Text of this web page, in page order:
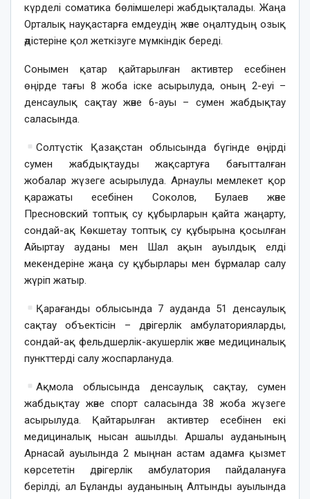
күрделі соматика бөлімшелері жабдықталады. Жаңа
Орталық науқастарға емдеудің және оңалтудың озық
әдістеріне қол жеткізуге мүмкіндік береді.
Сонымен қатар қайтарылған активтер есебінен
өңірде тағы 8 жоба іске асырылуда, оның 2-еуі –
денсаулық сақтау және 6-ауы – сумен жабдықтау
саласында.
Солтүстік Қазақстан облысында бүгінде өңірді
сумен жабдықтауды жақсартуға бағытталған
жобалар жүзеге асырылуда. Арнаулы мемлекет қор
қаражаты есебінен Соколов, Булаев және
Пресновский топтық су құбырларын қайта жаңарту,
сондай-ақ Көкшетау топтық су құбырына қосылған
Айыртау ауданы мен Шал ақын ауылдық елді
мекендеріне жаңа су құбырлары мен бұрмалар салу
жүріп жатыр.
Қарағанды облысында 7 ауданда 51 денсаулық
сақтау объектісін – дәрігерлік амбулаторияларды,
сондай-ақ фельдшерлік-акушерлік және медициналық
пункттерді салу жоспарлануда.
Ақмола облысында денсаулық сақтау, сумен
жабдықтау және спорт саласында 38 жоба жүзеге
асырылуда. Қайтарылған активтер есебінен екі
медициналық нысан ашылды. Аршалы ауданының
Арнасай ауылында 2 мыңнан астам адамға қызмет
көрсететін дәрігерлік амбулатория пайдалануға
берілді, ал Бұланды ауданының Алтынды ауылында